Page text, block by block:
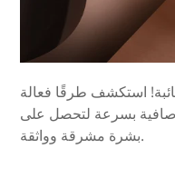
استكشف طرقًا فعالة
بسرعة لتحصل على
بشرة مشرقة وواثقة.